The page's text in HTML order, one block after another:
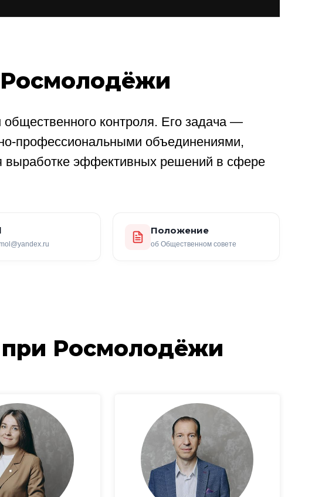
контроля. Его задача —
профессиональными объединениями,
выработке эффективных решений в сфере
Положение
об Общественном совете
Росмолодёжи